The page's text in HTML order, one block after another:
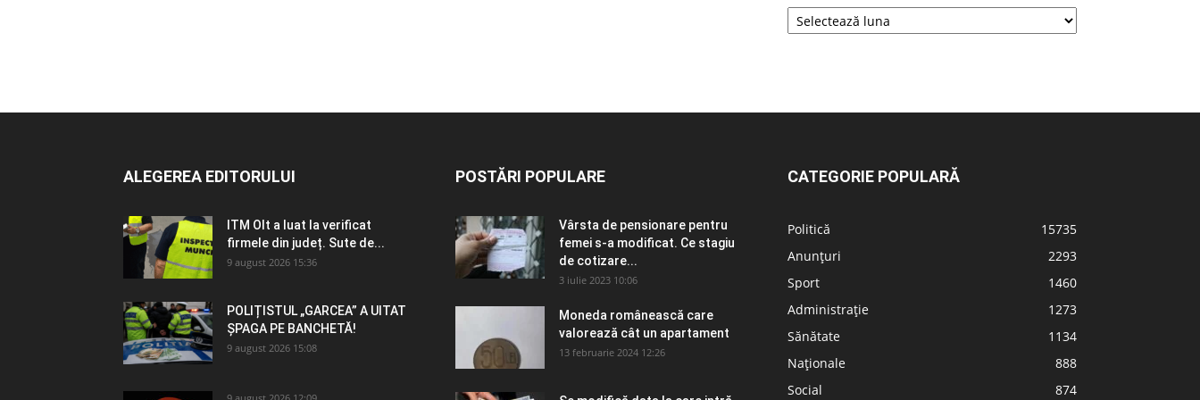
ALEGEREA EDITORULUI
ITM Olt a luat la verificat
firmele din județ. Sute de...
9 august 2026 15:36
POLIȚISTUL „GARCEA” A UITAT
ȘPAGA PE BANCHETĂ!
9 august 2026 15:08
POSTĂRI POPULARE
Vârsta de pensionare pentru
femei s-a modificat. Ce stagiu
de cotizare...
3 iulie 2023 10:06
Moneda românească care
valorează cât un apartament
13 februarie 2024 12:26
CATEGORIE POPULARĂ
Politică
15735
Anunțuri
2293
Sport
1460
Administrație
1273
Sănătate
1134
Naționale
888
Social
874